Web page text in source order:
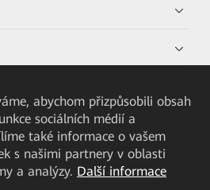
abychom přizpůsobili obsah
sociálních médií a
také informace o vašem
s našimi partnery v oblasti
a analýzy. Další informace